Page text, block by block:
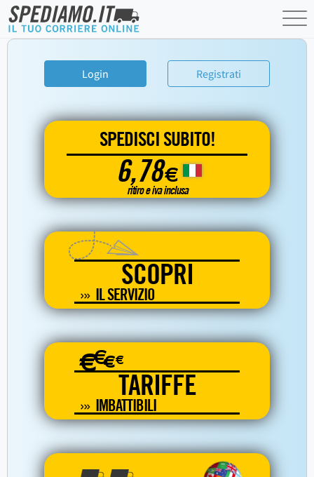
Login Registrati
SPEDISCI SUBITO!
6,78€
ritiro e iva inclusa
SCOPRI
IL SERVIZIO
€€€€
TARIFFE
IMBATTIBILI